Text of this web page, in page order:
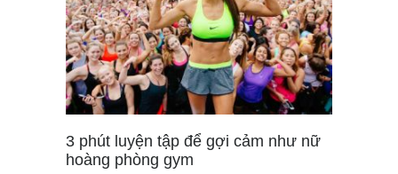
3 phút luyện tập để gợi cảm như nữ
hoàng phòng gym